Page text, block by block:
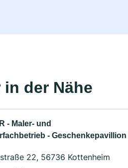
in der Nähe
- Maler- und
- Geschenkepavillion
22, 56736 Kottenheim